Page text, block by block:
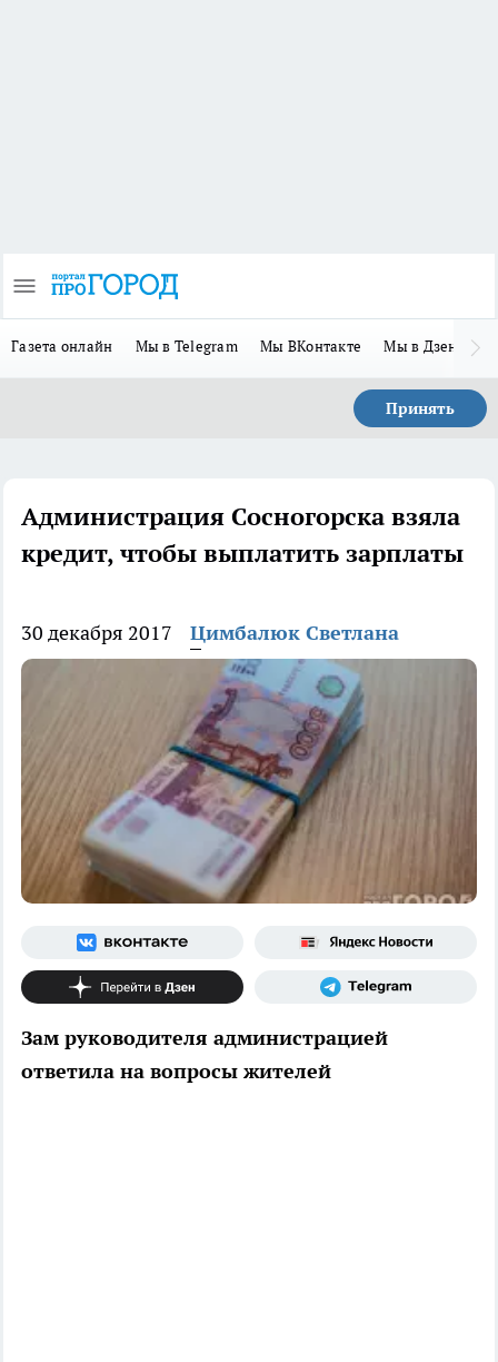
Газета онлайн Мы в Telegram Мы ВКонтакте Мы в Дзене
Принять
Администрация Сосногорска взяла
кредит, чтобы выплатить зарплаты
30 декабря 2017 Цимбалюк Светлана
Зам руководителя администрацией
ответила на вопросы жителей